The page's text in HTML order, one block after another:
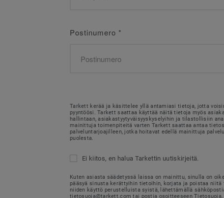
Postinumero *
Tarkett kerää ja käsittelee yllä antamiasi tietoja, jotta
pyyntöösi. Tarkett saattaa käyttää näitä tietoja myös
hallintaan, asiakastyytyväisyyskyselyihin ja tilastollisiin
mainittuja toimenpiteitä varten Tarkett saattaa antaa
palveluntarjoajilleen, jotka hoitavat edellä mainittuja
puolesta.
Ei kiitos, en halua Tarkettin uutiskirjeitä.
Kuten asiasta säädetyssä laissa on mainittu, sinulla on
pääsyä sinusta kerättyihin tietoihin, korjata ja poistaa niitä
niiden käyttö perustelluista syistä, lähettämällä
tietosuoja@tarkett.com tai postia osoitteeseen Tietosuoja,